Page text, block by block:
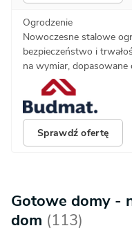
Ogrodzenie
Nowoczesne stalowe
bezpieczeństwo i
na wymiar, dopasowane
Sprawdź ofertę
Gotowe domy -
dom (113)